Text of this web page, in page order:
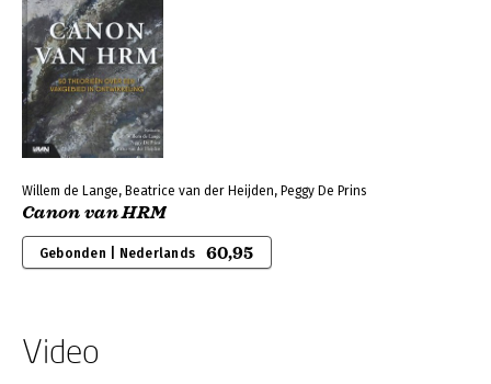
Willem de Lange, Beatrice van der Heijden, Peggy De Prins
Canon van HRM
Gebonden | Nederlands 60,95
Video